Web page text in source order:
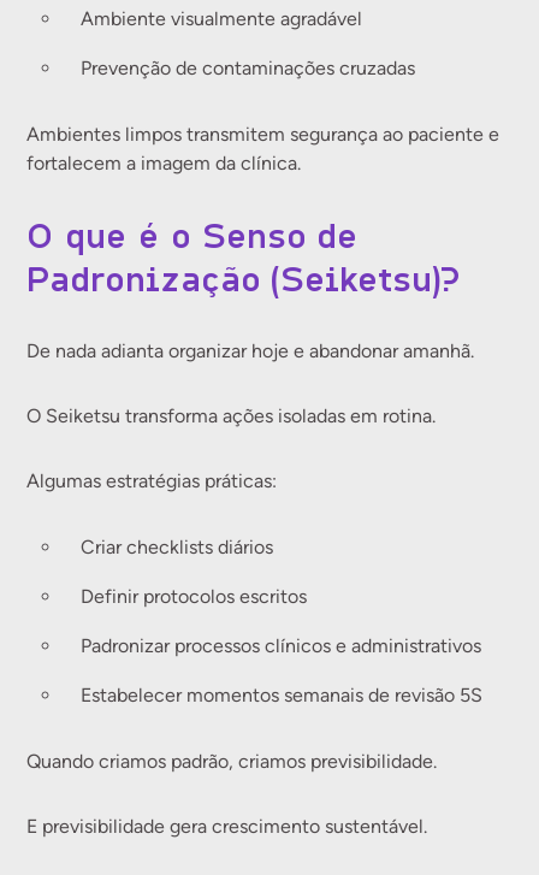
Ambiente visualmente agradável
Prevenção de contaminações cruzadas
Ambientes limpos transmitem segurança ao paciente e
fortalecem a imagem da clínica.
O que é o Senso de
Padronização (Seiketsu)?
De nada adianta organizar hoje e abandonar amanhã.
O Seiketsu transforma ações isoladas em rotina.
Algumas estratégias práticas:
Criar checklists diários
Definir protocolos escritos
Padronizar processos clínicos e administrativos
Estabelecer momentos semanais de revisão 5S
Quando criamos padrão, criamos previsibilidade.
E previsibilidade gera crescimento sustentável.